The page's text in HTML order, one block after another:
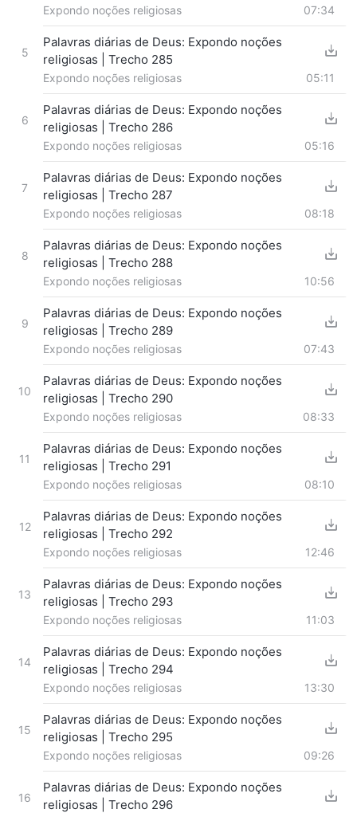
Expondo noções religiosas 07:34
5
Palavras diárias de Deus: Expondo noções
religiosas | Trecho 285
Expondo noções religiosas 05:11
6
Palavras diárias de Deus: Expondo noções
religiosas | Trecho 286
Expondo noções religiosas 05:16
7
Palavras diárias de Deus: Expondo noções
religiosas | Trecho 287
Expondo noções religiosas 08:18
8
Palavras diárias de Deus: Expondo noções
religiosas | Trecho 288
Expondo noções religiosas 10:56
9
Palavras diárias de Deus: Expondo noções
religiosas | Trecho 289
Expondo noções religiosas 07:43
10
Palavras diárias de Deus: Expondo noções
religiosas | Trecho 290
Expondo noções religiosas 08:33
11
Palavras diárias de Deus: Expondo noções
religiosas | Trecho 291
Expondo noções religiosas 08:10
12
Palavras diárias de Deus: Expondo noções
religiosas | Trecho 292
Expondo noções religiosas 12:46
13
Palavras diárias de Deus: Expondo noções
religiosas | Trecho 293
Expondo noções religiosas 11:03
14
Palavras diárias de Deus: Expondo noções
religiosas | Trecho 294
Expondo noções religiosas 13:30
15
Palavras diárias de Deus: Expondo noções
religiosas | Trecho 295
Expondo noções religiosas 09:26
16
Palavras diárias de Deus: Expondo noções
religiosas | Trecho 296